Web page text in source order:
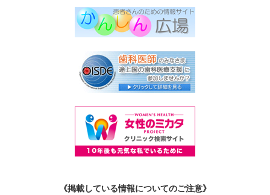
《掲載している情報についてのご注意》